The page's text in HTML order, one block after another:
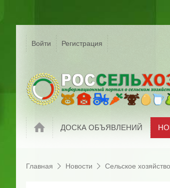
Войти Регистрация
Новости
ДОСКА ОБЪЯВЛЕНИЙ
Главная Новости Сельское